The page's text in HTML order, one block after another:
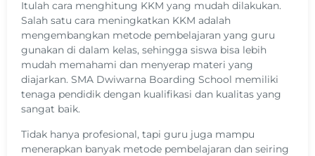
Itulah cara menghitung KKM yang mudah dilakukan.
Salah satu cara meningkatkan KKM adalah
mengembangkan metode pembelajaran yang guru
gunakan di dalam kelas, sehingga siswa bisa lebih
mudah memahami dan menyerap materi yang
diajarkan. SMA Dwiwarna Boarding School memiliki
tenaga pendidik dengan kualifikasi dan kualitas yang
sangat baik.
Tidak hanya profesional, tapi guru juga mampu
menerapkan banyak metode pembelajaran dan seiring